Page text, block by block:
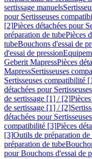
sertissage manuels
pour Sertisseuses
[2]Pièces détachées pour
préparation de tubePièces
tubeBouchons d'essai de
d'essai de pression
Geberit MapressPièces
MapressSertisseuses
Sertisseuses compatibilité
détachées pour
de sertissage [1] / [2]
de sertissage [1] / [2]
détachées pour
compatibilité [3]Pièces
[3]Outils de préparation de
préparation de tube
pour Bouchons d'essai de